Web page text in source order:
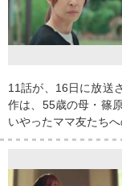
11話が、16日に放送
作は、55歳の母・篠
いやったママ友たちへ